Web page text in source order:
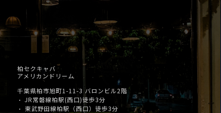
柏セクキャバ
アメリカンドリーム
千葉県柏市旭町1-11-3 バロンビル2階
・ JR常磐線柏駅(西口)徒歩3分
・ 東武野田線柏駅（西口）徒歩3分